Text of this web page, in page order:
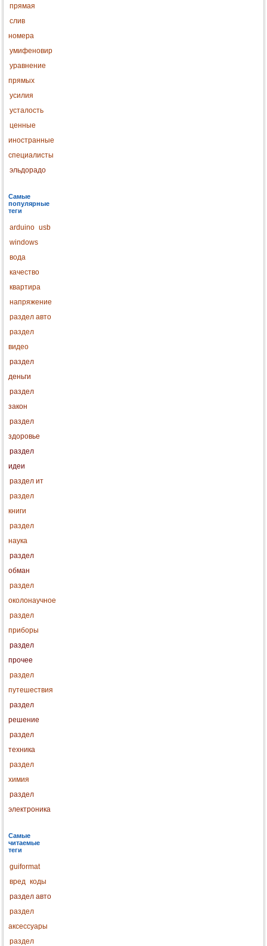
прямая
слив
номера
умифеновир
уравнение
прямых
усилия
усталость
ценные
иностранные
специалисты
эльдорадо
Самые
популярные
теги
arduino usb
windows
вода
качество
квартира
напряжение
раздел авто
раздел
видео
раздел
деньги
раздел
закон
раздел
здоровье
раздел
идеи
раздел ит
раздел
книги
раздел
наука
раздел
обман
раздел
околонаучное
раздел
приборы
раздел
прочее
раздел
путешествия
раздел
решение
раздел
техника
раздел
химия
раздел
электроника
Самые
читаемые
теги
guiformat
вред коды
раздел авто
раздел
аксессуары
раздел